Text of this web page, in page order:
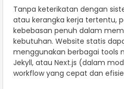
Tanpa keterikatan dengan
atau kerangka kerja tertentu,
kebebasan penuh dalam
kebutuhan. Website statis
menggunakan berbagai tools
Jekyll, atau Next.js (dalam
workflow yang cepat dan